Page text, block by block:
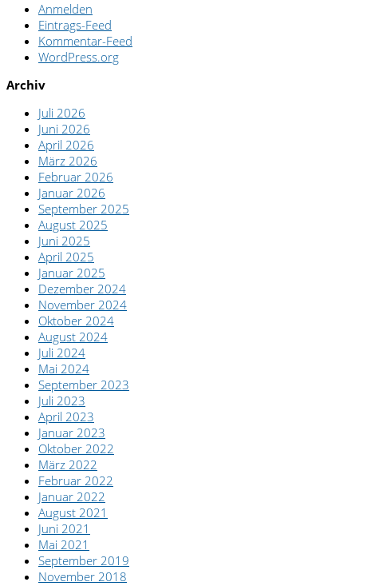
Anmelden
Eintrags-Feed
Kommentar-Feed
WordPress.org
Archiv
Juli 2026
Juni 2026
April 2026
März 2026
Februar 2026
Januar 2026
September 2025
August 2025
Juni 2025
April 2025
Januar 2025
Dezember 2024
November 2024
Oktober 2024
August 2024
Juli 2024
Mai 2024
September 2023
Juli 2023
April 2023
Januar 2023
Oktober 2022
März 2022
Februar 2022
Januar 2022
August 2021
Juni 2021
Mai 2021
September 2019
November 2018